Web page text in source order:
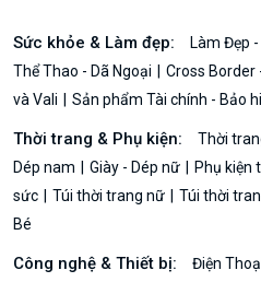
Sức khỏe & Làm đẹp: Làm Đẹp
Thể Thao - Dã Ngoại
Cross Border
và Vali
Sản phẩm Tài chính - Bảo
Thời trang & Phụ kiện: Thời
Dép nam
Giày - Dép nữ Phụ kiện
sức
Túi thời trang nữ Túi thời
Bé
Công nghệ & Thiết bị: Điện